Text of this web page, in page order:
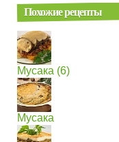
Похожие рецепты
Мусака (6)
Мусака